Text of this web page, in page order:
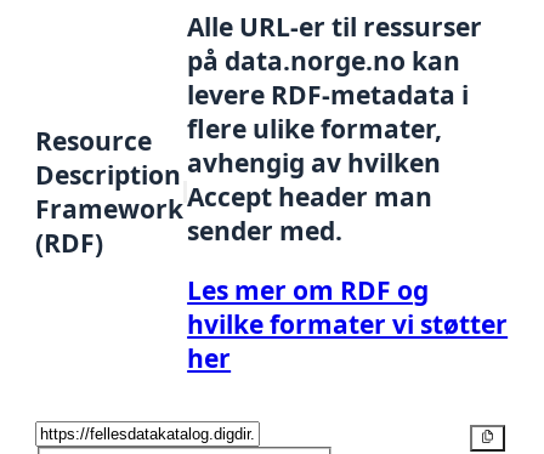
Resource
Description
Framework
(RDF)
Alle URL-er til ressurser
på data.norge.no kan
levere RDF-metadata i
flere ulike formater,
avhengig av hvilken
Accept header man
sender med.
Les mer om RDF og
hvilke formater vi støtter
her